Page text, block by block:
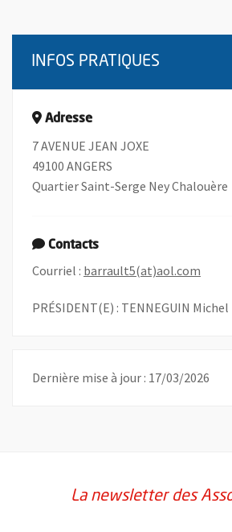
INFOS PRATIQUES
Adresse
7 AVENUE JEAN JOXE
49100 ANGERS
Quartier Saint-Serge Ney Chalouère
Contacts
Courriel : barrault5(at)aol.com
PRÉSIDENT(E) : TENNEGUIN Michel
Dernière mise à jour : 17/03/2026
La newsletter des